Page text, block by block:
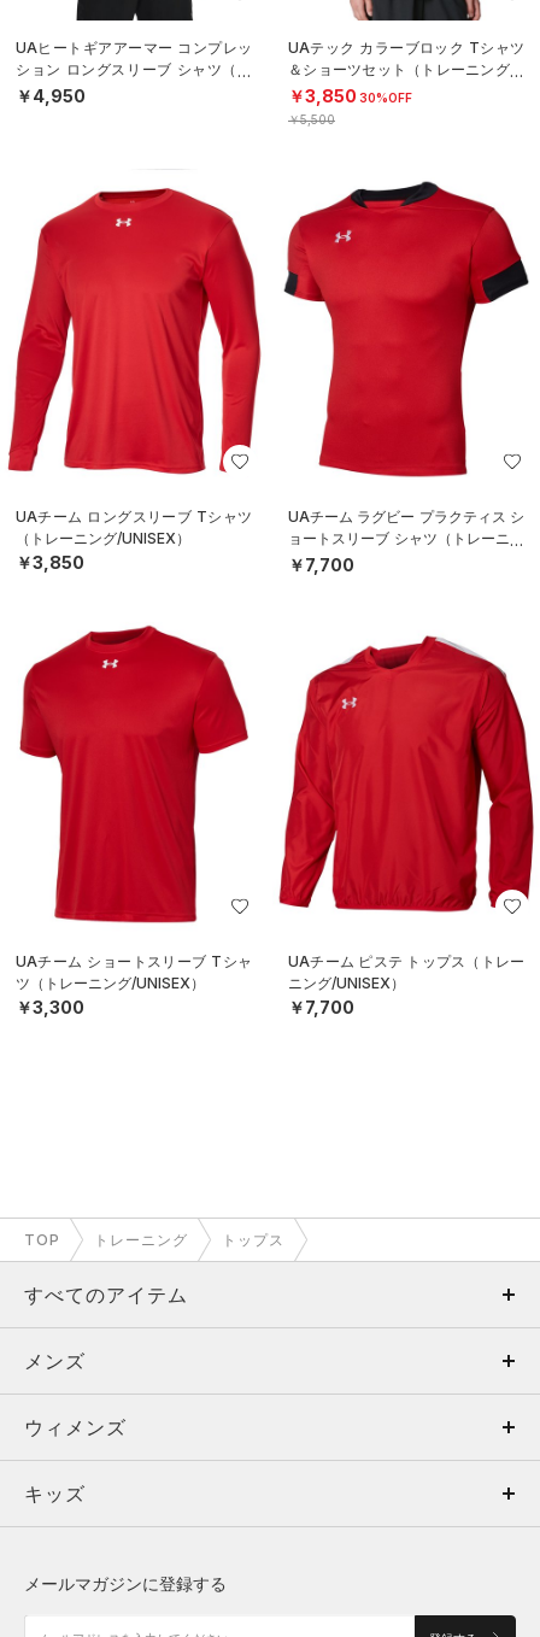
UAヒートギアアーマー コンプレッ
ション ロングスリーブ シャツ（ト
レーニング/MEN）
￥4,950
UAテック カラーブロック Tシャツ
＆ショーツセット（トレーニング/B
OYS）
￥3,850 30%OFF
￥5,500
UAチーム ロングスリーブ Tシャツ
（トレーニング/UNISEX）
￥3,850
UAチーム ラグビー プラクティス シ
ョートスリーブ シャツ（トレーニン
グ/MEN）
￥7,700
UAチーム ショートスリーブ Tシャ
ツ（トレーニング/UNISEX）
￥3,300
UAチーム ピステ トップス（トレー
ニング/UNISEX）
￥7,700
TOP トレーニング トップス
すべてのアイテム
メンズ
ウィメンズ
キッズ
アクセサリー
メンズ
トップス
ボトムス
アクセサリー
ウィメンズ
トップス
シューズ
キッズ
メールマガジンに登録する